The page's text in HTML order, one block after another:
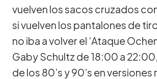
vuelven los sacos cruzados
si vuelven los pantalones de
no iba a volver el ‘Ataque
Gaby Schultz de 18:00 a
de los 80’s y 90’s en versiones